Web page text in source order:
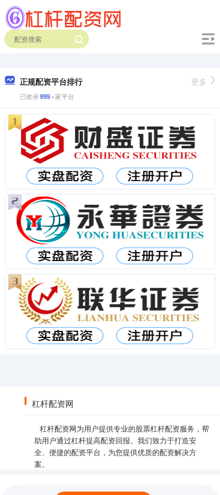
正规配资平台排行
已收录999+家平台
更多
杠杆配资网
杠杆配资网为用户提供专业的股票杠杆配资服务，帮
助用户通过杠杆提高配资回报。我们致力于打造安
全、便捷的配资平台，为您提供优质的配资解决方
案。